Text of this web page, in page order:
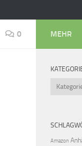
0 MEHR
Amazon